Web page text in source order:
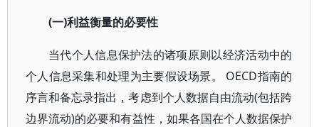
(一)利益衡量的必要性
当代个人信息保护法的诸项原则以经济活动中的
个人信息采集和处理为主要假设场景。 OECD指南的
序言和备忘录指出，考虑到个人数据自由流动(包括跨
边界流动)的必要和有益性，如果各国在个人数据保护